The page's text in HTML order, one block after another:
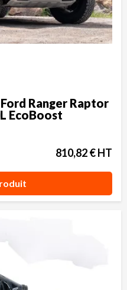
Ranger Raptor
EcoBoost
810,82 € HT